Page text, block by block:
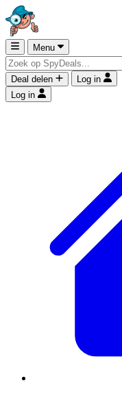
Menu
Deal delen
Log in
Log in